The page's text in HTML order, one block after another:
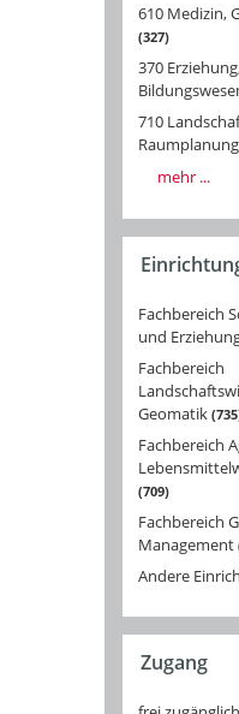
610 Medizin,
327
370
710
Raumplanung
mehr ...
Fachbereich
und
Fachbereich
Geomatik 735
Fachbereich
709
Fachbereich
Management
Andere
Zugang